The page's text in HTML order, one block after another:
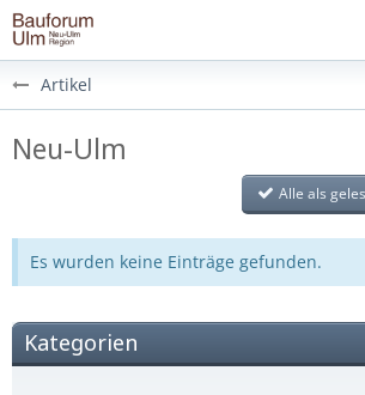
Artikel
Neu-Ulm
Alle als
Es wurden keine Einträge gefunden.
Kategorien